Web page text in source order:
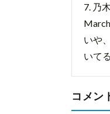
7. 乃
いや
いて
コメン